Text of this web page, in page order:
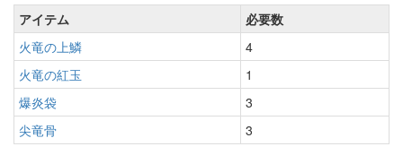
アイテム
必要数
火竜の上鱗
4
火竜の紅玉
1
爆炎袋
3
尖竜骨
3